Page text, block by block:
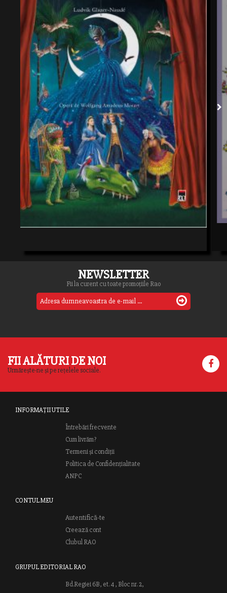
NEWSLETTER
Fii la curent cu toate promoțiile Rao
FII ALĂTURI DE NOI
Urmărește-ne și pe rețelele sociale.
INFORMAȚII UTILE
Întrebări frecvente
Cum livrăm?
Termeni și condiții
Politica de Confidențialitate
ANPC
CONTUL MEU
Autentifică-te
Creează cont
Clubul RAO
GRUPUL EDITORIAL RAO
Bd.Regiei 6B, et. 4 , Bloc nr. 2,